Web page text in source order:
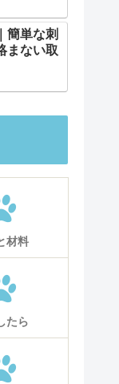
簡単な刺
まない取
材料
たら